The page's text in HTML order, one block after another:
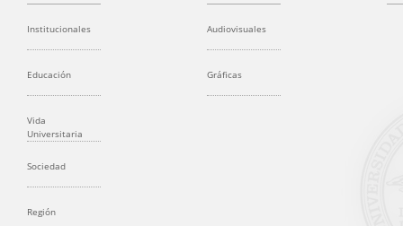
Institucionales
Educación
Vida
Universitaria
Sociedad
Región
Audiovisuales
Gráficas